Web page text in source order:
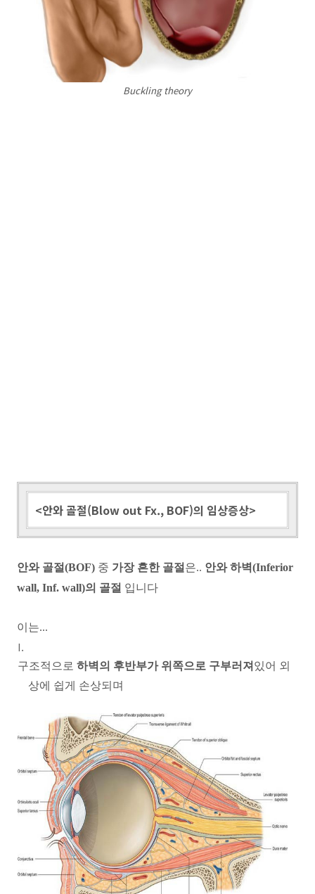
Buckling theory
<안와 골절(Blow out Fx., BOF)의 임상증상>
안와 골절(BOF) 중 가장 흔한 골절 은.. 안와 하벽(Inferior
wall, Inf. wall)의 골절 입니다
이는...
구조적으로 하벽의 후반부가 위쪽으로 구부러져 있어 외
상에 쉽게 손상되며